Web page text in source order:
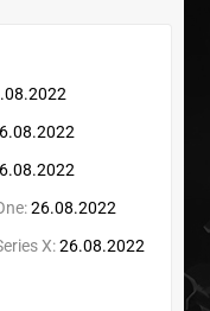
26.08.2022
X:26.08.2022